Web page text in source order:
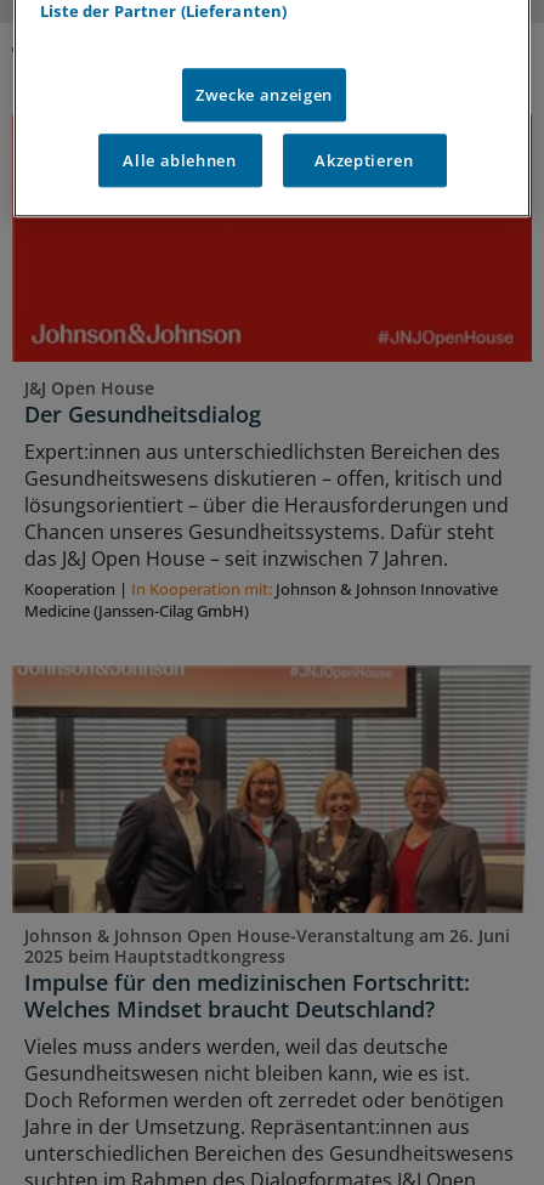
DAS KÖNNTE SIE AUCH INTERESSIEREN
J&J Open House
Der Gesundheitsdialog
Expert:innen aus unterschiedlichsten Bereichen des
Gesundheitswesens diskutieren – offen, kritisch und
lösungsorientiert – über die Herausforderungen und
Chancen unseres Gesundheitssystems. Dafür steht
das J&J Open House – seit inzwischen 7 Jahren.
Kooperation | In Kooperation mit: Johnson & Johnson Innovative
Medicine (Janssen-Cilag GmbH)
Johnson & Johnson Open House-Veranstaltung am 26. Juni
2025 beim Hauptstadtkongress
Impulse für den medizinischen Fortschritt:
Welches Mindset braucht Deutschland?
Vieles muss anders werden, weil das deutsche
Gesundheitswesen nicht bleiben kann, wie es ist.
Doch Reformen werden oft zerredet oder benötigen
Jahre in der Umsetzung. Repräsentant:innen aus
unterschiedlichen Bereichen des Gesundheitswesens
Liste der Partner (Lieferanten)
Zwecke anzeigen
Alle ablehnen Akzeptieren